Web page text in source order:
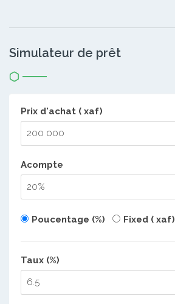
Simulateur de prêt
Prix d'achat ( xaf)
Acompte
Poucentage (%) Fixed ( xaf)
Taux (%)